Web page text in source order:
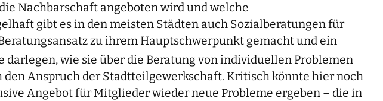
Nachbarschaft angeboten wird und welche
gibt es in den meisten Städten auch Sozialberatungen für
zu ihrem Hauptschwerpunkt gemacht und ein
darlegen, wie sie über die Beratung von individuellen Problemen
Anspruch der Stadtteilgewerkschaft. Kritisch könnte hier noch
Angebot für Mitglieder wieder neue Probleme ergeben – die in